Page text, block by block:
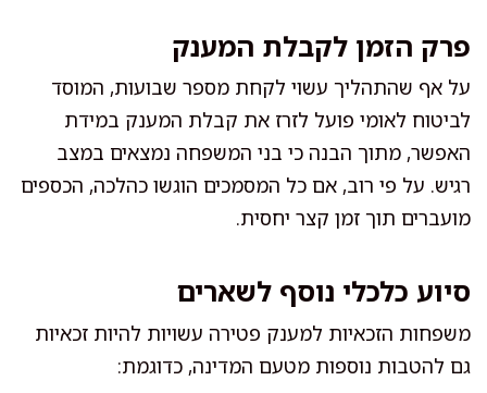
פרק הזמן לקבלת המענק
על אף שהתהליך עשוי לקחת מספר שבועות, המוסד
לביטוח לאומי פועל לזרז את קבלת המענק במידת
האפשר, מתוך הבנה כי בני המשפחה נמצאים במצב
רגיש. על פי רוב, אם כל המסמכים הוגשו כהלכה, הכספים
מועברים תוך זמן קצר יחסית.
סיוע כלכלי נוסף לשארים
משפחות הזכאיות למענק פטירה עשויות להיות זכאיות
גם להטבות נוספות מטעם המדינה, כדוגמת: